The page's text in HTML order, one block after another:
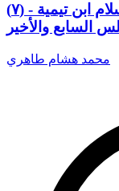
(٧) شرح رسالة الفتوى الحموية لشيخ الإسلام ابن تيمية -
السابع والأخير
محمد هشام طاهري